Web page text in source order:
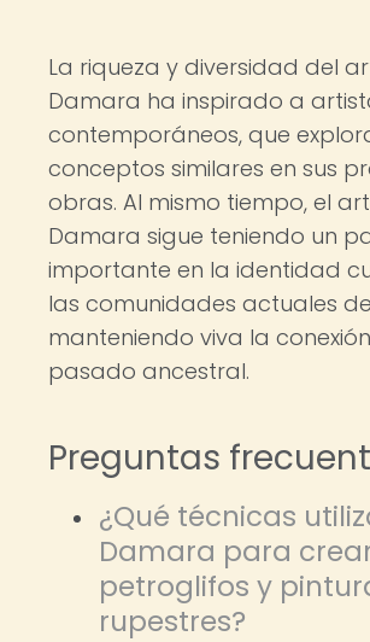
La riqueza y diversidad del
Damara ha inspirado a
contemporáneos, que
conceptos similares en sus
obras. Al mismo tiempo, el
Damara sigue teniendo un
importante en la identidad
las comunidades actuales
manteniendo viva la
pasado ancestral.
Preguntas
¿Qué técnicas
Damara para
petroglifos y
rupestres?